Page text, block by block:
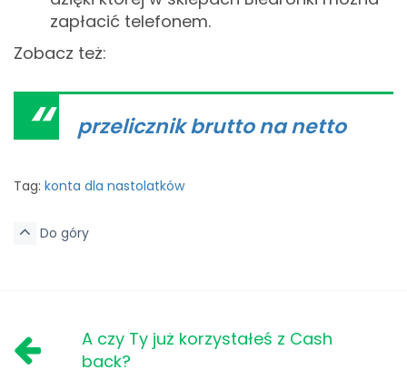
zapłacić telefonem.
Zobacz też:
przelicznik brutto na netto
Tag: konta dla nastolatków
Do góry
A czy Ty już korzystałeś z Cash
back?